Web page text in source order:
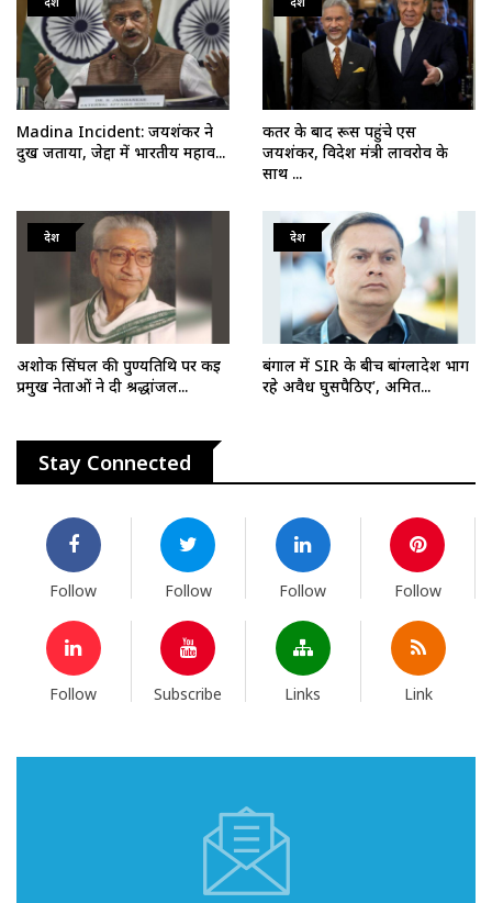
Madina Incident: जयशंकर ने
दुख जताया, जेद्दा में भारतीय महाव...
कतर के बाद रूस पहुंचे एस
जयशंकर, विदेश मंत्री लावरोव के
साथ ...
देश
अशोक सिंघल की पुण्यतिथि पर कई
प्रमुख नेताओं ने दी श्रद्धांजल...
देश
बंगाल में SIR के बीच बांग्लादेश भाग
रहे अवैध घुसपैठिए’, अमित...
Stay Connected
Follow Follow Follow Follow
Follow Subscribe Links Link